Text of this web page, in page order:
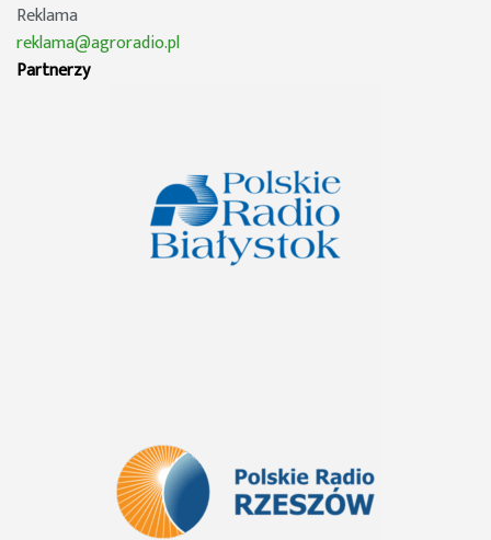
Reklama
reklama@agroradio.pl
Partnerzy